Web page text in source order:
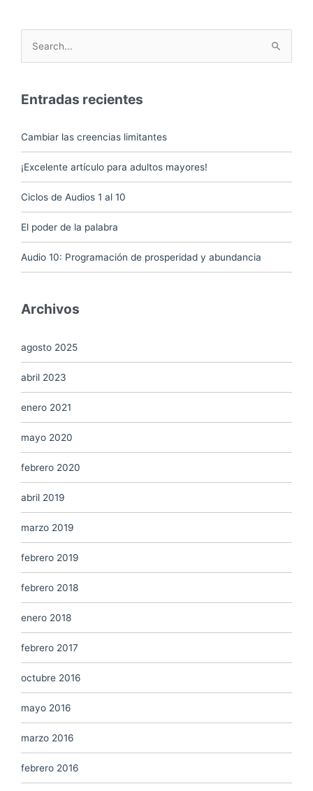
Buscar
por:
Entradas recientes
Cambiar las creencias limitantes
¡Excelente artículo para adultos mayores!
Ciclos de Audios 1 al 10
El poder de la palabra
Audio 10: Programación de prosperidad y abundancia
Archivos
agosto 2025
abril 2023
enero 2021
mayo 2020
febrero 2020
abril 2019
marzo 2019
febrero 2019
febrero 2018
enero 2018
febrero 2017
octubre 2016
mayo 2016
marzo 2016
febrero 2016